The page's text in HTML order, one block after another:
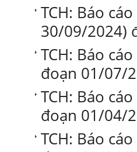
TCH: Báo
30/09/2024)
TCH: Báo
đoạn 01/07/
TCH: Báo
đoạn 01/04/
TCH: Báo